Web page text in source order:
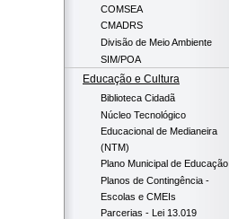
COMSEA
CMADRS
Divisão de Meio Ambiente
SIM/POA
Educação e Cultura
Biblioteca Cidadã
Núcleo Tecnológico
Educacional de Medianeira
(NTM)
Plano Municipal de Educação
Planos de Contingência -
Escolas e CMEIs
Parcerias - Lei 13.019